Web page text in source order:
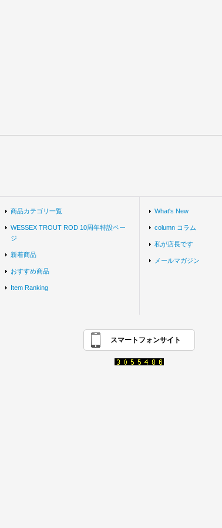
商品カテゴリ一覧
WESSEX TROUT ROD 10周年特設ペー
ジ
新着商品
おすすめ商品
Item Ranking
What's New
column コラム
私が店長です
メールマガジン
スマートフォンサイト